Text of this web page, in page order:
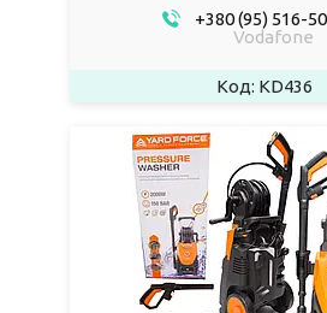
+380 (95) 516-
Vodafone
KD436